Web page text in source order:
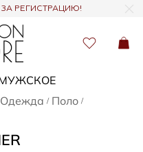
РЕГИСТРАЦИЮ!
Одежда / Поло /